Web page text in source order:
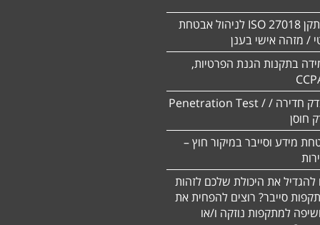
הסמכה לתקן ISO 27018 לניהול אבטחת
/ מזהה אישי בענן
בתקנות הגנת הפרטיות,
ביצוע מבדק חדירה / Penetration Test /
מידע וסייבר במיקור חוץ –
להגדיל את היכולת שלכם לזהות
סייבר? רוצים להפחית את
למתקפות נוזקה ו/או